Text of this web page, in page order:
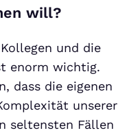
will?
und die
enorm wichtig.
dass die eigenen
unserer
seltensten Fällen